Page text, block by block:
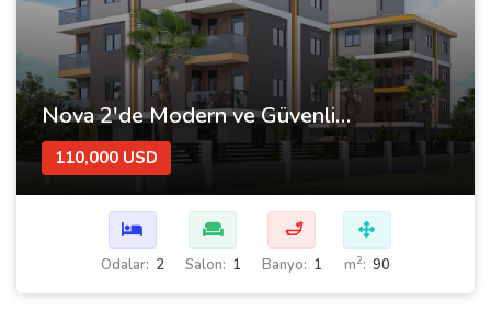
Nova 2'de Modern ve Güvenli Bir Yaşam Sizi Bekliyor
110,000 USD
Odalar: 2 Salon: 1
🛁
Banyo: 1 m2: 90